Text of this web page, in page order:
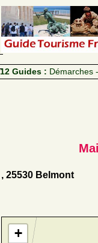
12 Guides : Démarches
, 25530 Belmont
+